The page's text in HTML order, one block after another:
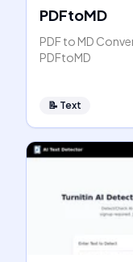
PDFtoMD
PDF to MD
PDFtoMD
📝 Text